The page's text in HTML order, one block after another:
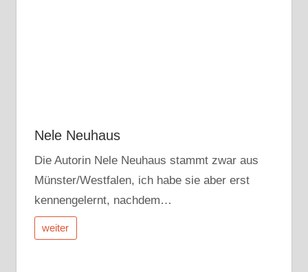
Nele Neuhaus
Die Autorin Nele Neuhaus stammt zwar aus
Münster/Westfalen, ich habe sie aber erst
kennengelernt, nachdem…
weiter